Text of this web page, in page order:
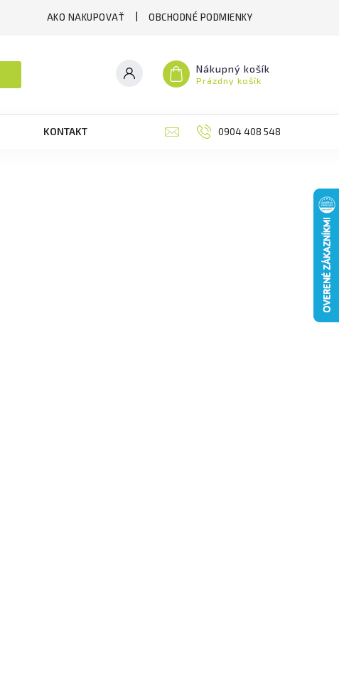
AKO NAKUPOVAŤ OBCHODNÉ PODMIENKY
Nákupný košík
Prázdny košík
KONTAKT RECENZIE BLOG
0904 408 548